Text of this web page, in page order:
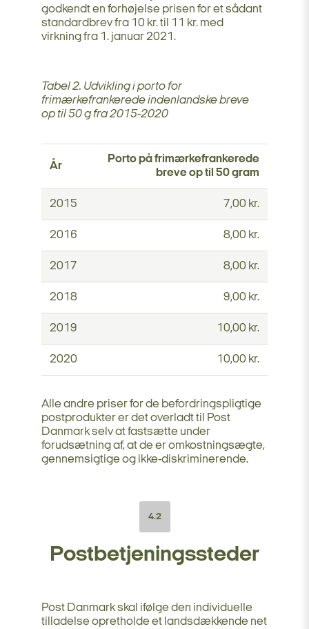
godkendt en forhøjelse prisen for et sådant
standardbrev fra 10 kr. til 11 kr. med
virkning fra 1. januar 2021.
Tabel 2. Udvikling i porto for
frimærkefrankerede indenlandske breve
op til 50 g fra 2015-2020
År
Porto på frimærkefrankerede
breve op til 50 gram
2015 7,00 kr.
2016 8,00 kr.
2017 8,00 kr.
2018 9,00 kr.
2019 10,00 kr.
2020 10,00 kr.
Alle andre priser for de befordringspligtige
postprodukter er det overladt til Post
Danmark selv at fastsætte under
forudsætning af, at de er omkostningsægte,
gennemsigtige og ikke-diskriminerende.
4.2
Postbetjeningssteder
Post Danmark skal ifølge den individuelle
tilladelse opretholde et landsdækkende net